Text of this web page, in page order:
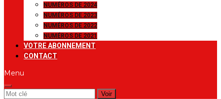
NUMÉROS DE 2024
NUMÉROS DE 2023
NUMÉROS DE 2022
NUMÉROS DE 2021
VOTRE ABONNEMENT
CONTACT
Menu
Rechercher: